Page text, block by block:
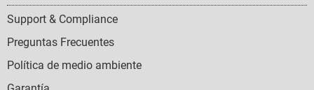
Support & Compliance
Preguntas Frecuentes
Política de medio ambiente